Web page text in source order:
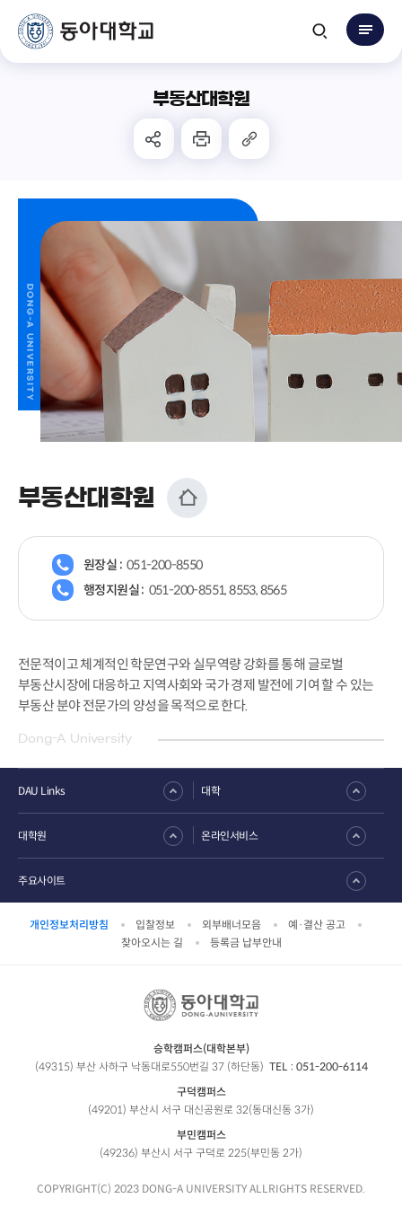
부동산대학원
부동산대학원
원장실 : 051-200-8550
행정지원실 : 051-200-8551, 8553, 8565
전문적이고 체계적인 학문연구와 실무역량 강화를 통해 글로벌
부동산시장에 대응하고 지역사회와 국가 경제 발전에 기여 할 수 있는
부동산 분야 전문가의 양성을 목적으로 한다.
Dong-A University
개인정보처리방침 입찰정보 외부배너모음
예·결산 공고
찾아오시는 길
등록금 납부안내
DAU Links 대학
대학원 온라인서비스
주요사이트
승학캠퍼스(대학본부)
(49315) 부산 사하구 낙동대로550번길 37 (하단동) TEL : 051-200-6114
구덕캠퍼스
(49201) 부산시 서구 대신공원로 32(동대신동 3가)
부민캠퍼스
(49236) 부산시 서구 구덕로 225(부민동 2가)
COPYRIGHT(C) 2023 DONG-A UNIVERSITY ALLRIGHTS RESERVED.